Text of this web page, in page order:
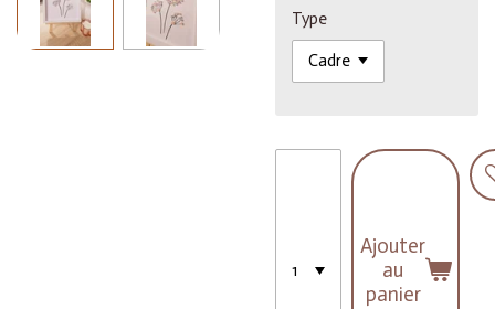
Type
Ajouter
au
panier